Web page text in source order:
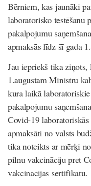
Bērniem, kas jaunāki
laboratorisko testēšanu
pakalpojumu
apmaksās līdz šī gada
Jau iepriekš tika
1.augustam Ministru
kura laikā
pakalpojumu
Covid-19
apmaksāti no valsts
tika noteikts ar mērķi
pilnu vakcināciju pret
vakcinācijas sertifikātu.